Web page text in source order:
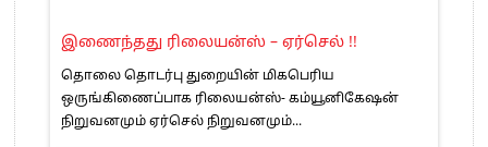
இணைந்தது ரிலையன்ஸ் – ஏர்செல் !!
தொலை தொடர்பு துறையின் மிகபெரிய
ஒருங்கிணைப்பாக ரிலையன்ஸ்- கம்யூனிகேஷன்
நிறுவனமும் ஏர்செல் நிறுவனமும்...